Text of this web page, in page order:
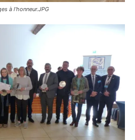
à l’honneur.JPG